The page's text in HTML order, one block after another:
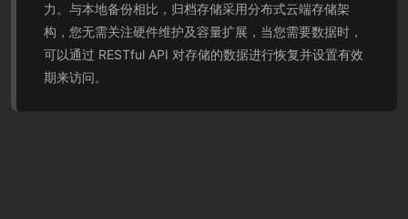
力。与本地备份相比，归档存储采用分布式云端存储架
构，您无需关注硬件维护及容量扩展，当您需要数据时，
可以通过 RESTful API 对存储的数据进行恢复并设置有效
期来访问。